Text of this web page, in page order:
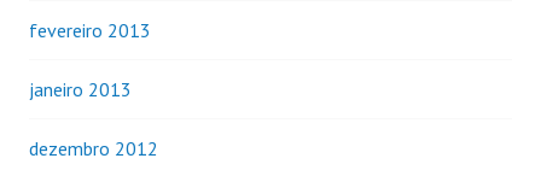
fevereiro 2013
janeiro 2013
dezembro 2012